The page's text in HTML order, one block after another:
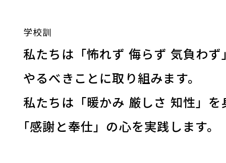
学校訓
私たちは「怖れず 侮らず 気負わず
やるべきことに取り組みます。
私たちは「暖かみ 厳しさ 知性」を
「感謝と奉仕」の心を実践します。